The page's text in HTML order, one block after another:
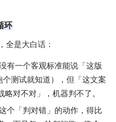
环
全是大白话：
有一个客观标准能说「这版
测试就知道），但「这文案
对不对」，机器判不了。
个「判对错」的动作，得比